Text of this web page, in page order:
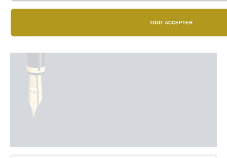
TOUT ACCEPTER